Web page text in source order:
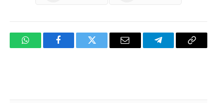
WhatsAppFacebookTwitter Email TelegramCopy